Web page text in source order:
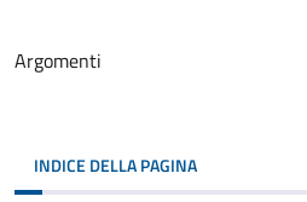
Argomenti
INDICE DELLA PAGINA